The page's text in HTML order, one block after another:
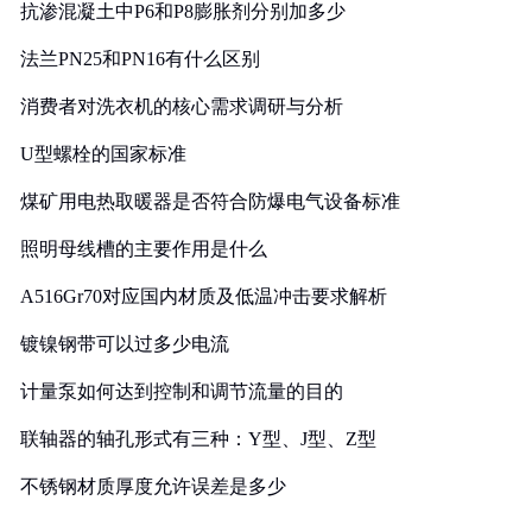
抗渗混凝土中P6和P8膨胀剂分别加多少
法兰PN25和PN16有什么区别
消费者对洗衣机的核心需求调研与分析
U型螺栓的国家标准
煤矿用电热取暖器是否符合防爆电气设备标准
照明母线槽的主要作用是什么
A516Gr70对应国内材质及低温冲击要求解析
镀镍钢带可以过多少电流
计量泵如何达到控制和调节流量的目的
联轴器的轴孔形式有三种：Y型、J型、Z型
不锈钢材质厚度允许误差是多少